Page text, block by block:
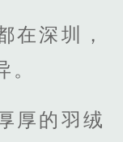
在深圳，
厚的羽绒